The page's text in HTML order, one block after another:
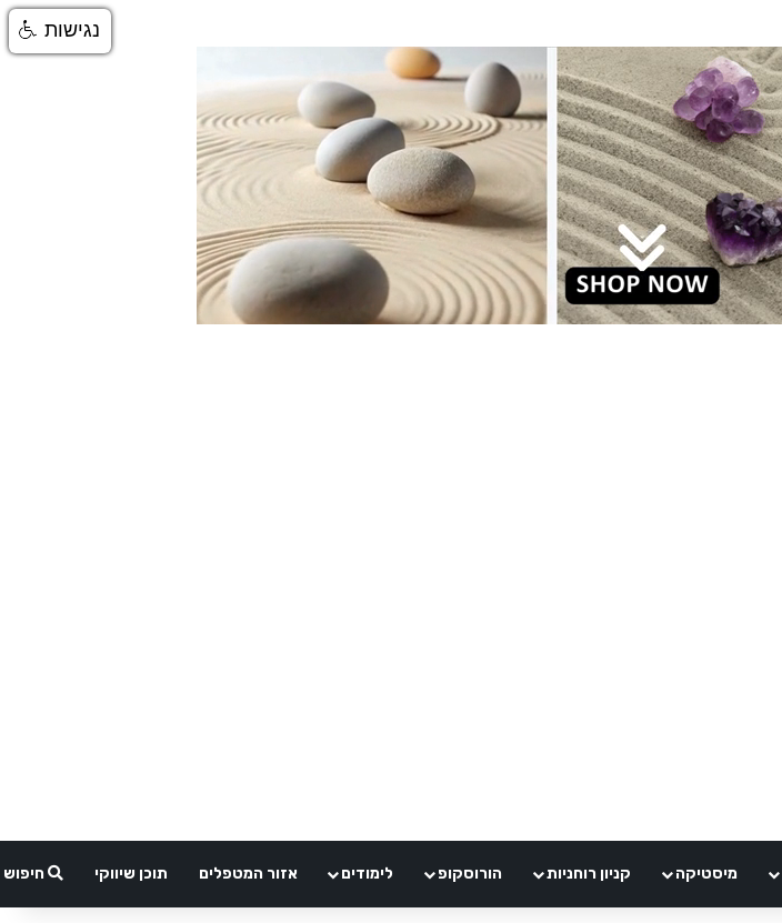
מיסטיקה קניון רוחניות הורוסקופ לימודים אזור המטפלים תוכן שיווקי חיפוש
נגישות